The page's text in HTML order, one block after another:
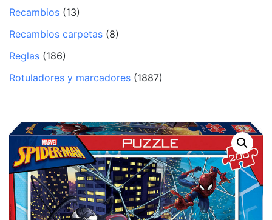
Recambios (13)
Recambios carpetas (8)
Reglas (186)
Rotuladores y marcadores (1887)